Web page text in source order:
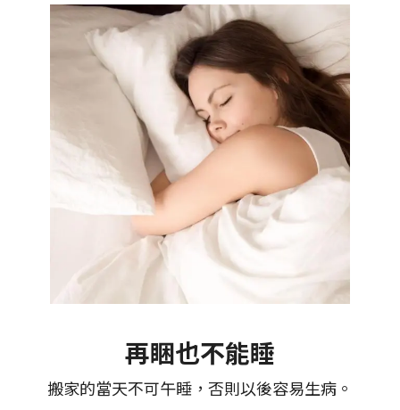
再睏也不能睡
搬家的當天不可午睡，否則以後容易生病。